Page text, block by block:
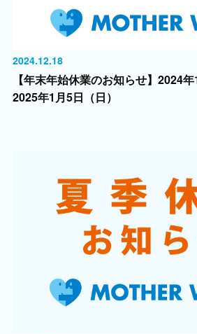
2024.12.18
【年末年始休業のお知らせ】2024
2025年1月5日（日）